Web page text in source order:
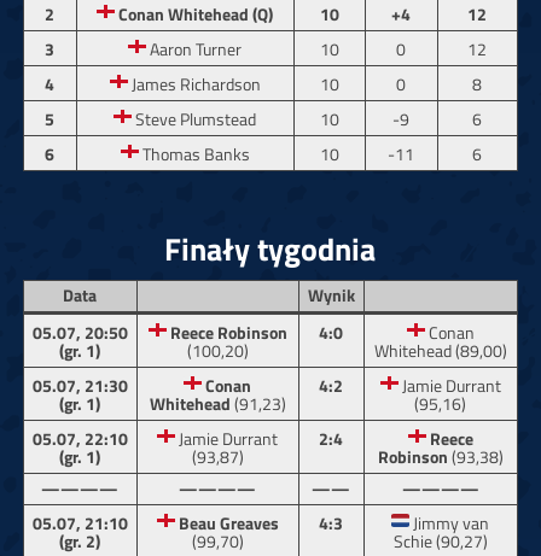
2 Conan Whitehead (Q) 10 +4
12
3
Aaron Turner 10 0
12
4
James Richardson 10 0
8
5
Steve Plumstead 10 -9
6
6
Thomas Banks 10 -11 6
Finały tygodnia
Data
Wynik
05.07, 20:50
(gr. 1)
Reece Robinson
(100,20)
4:0 Conan
Whitehead (89,00)
05.07, 21:30
(gr. 1)
Conan
Whitehead(91,23)
4:2 Jamie Durrant
(95,16)
05.07, 22:10
(gr. 1)
Jamie Durrant
(93,87)
2:4 Reece
Robinson(93,38)
————
———— ——
————
05.07, 21:10
(gr. 2)
Beau Greaves
(99,70)
4:3 Jimmy van
Schie (90,27)